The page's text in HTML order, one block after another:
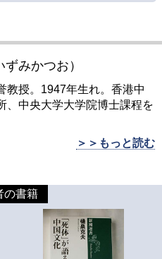
みかつお）
教授。1947年生れ。香港中
、中央大学大学院博士課程を
＞＞もっと読む
の書籍